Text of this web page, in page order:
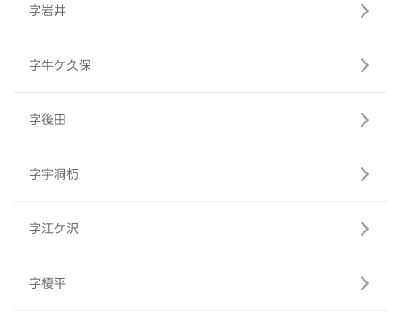
字岩井
字牛ケ久保
字後田
字宇洞杤
字江ケ沢
字榎平